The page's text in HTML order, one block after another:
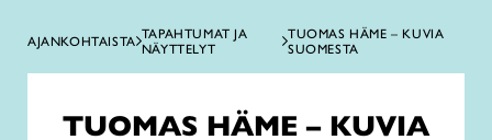
AJANKOHTAISTA TAPAHTUMAT JA
NÄYTTELYT
TUOMAS HÄME – KUVIA
SUOMESTA
TUOMAS HÄME – KUVIA